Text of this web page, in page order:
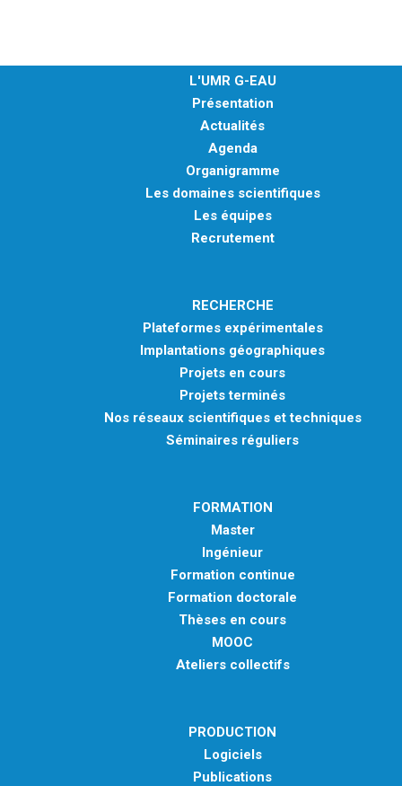
L'UMR G-EAU
Présentation
Actualités
Agenda
Organigramme
Les domaines scientifiques
Les équipes
Recrutement
RECHERCHE
Plateformes expérimentales
Implantations géographiques
Projets en cours
Projets terminés
Nos réseaux scientifiques et techniques
Séminaires réguliers
FORMATION
Master
Ingénieur
Formation continue
Formation doctorale
Thèses en cours
MOOC
Ateliers collectifs
PRODUCTION
Logiciels
Publications